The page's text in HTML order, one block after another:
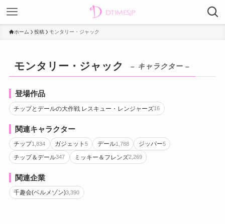
ホーム 投稿 モンタリー・ジャック
モンタリー・ジャック – キャラクター –
登場作品
チップとデールの大作戦 レスキュー・レンジャーズ16
関連キャラクター
チップ1,834 ガジェット5 デール1,788 ジッパー5
チップ＆デール347 ミッキー＆フレンズ2,269
関連企業
千趣会(ベルメゾン)3,390